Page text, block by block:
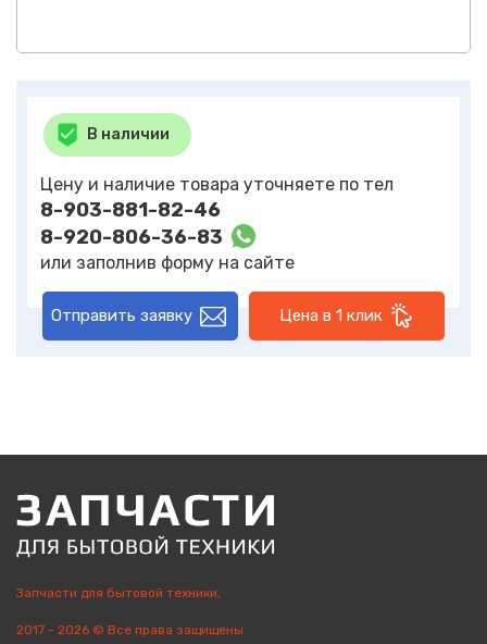
В наличии
Цену и наличие товара уточняете по тел
8-903-881-82-46
8-920-806-36-83
или заполнив форму на сайте
Отправить заявку Цена в 1 клик
Запчасти для бытовой техники,
2017 - 2026 © Все права защищены